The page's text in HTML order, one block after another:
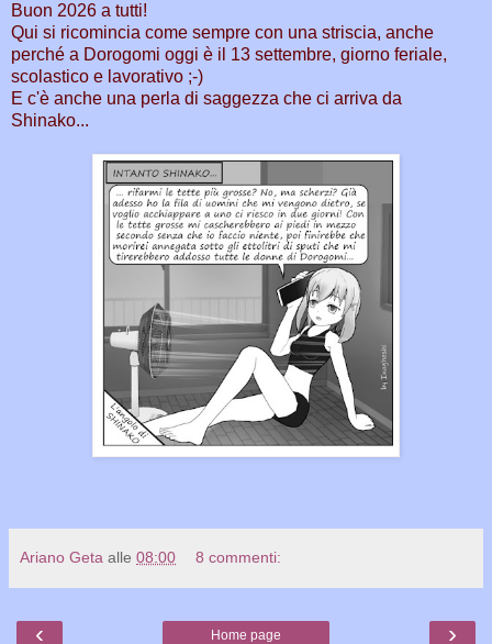
Buon 2026 a tutti!
Qui si ricomincia come sempre con una striscia, anche
perché a Dorogomi oggi è il 13 settembre, giorno feriale,
scolastico e lavorativo ;-)
E c'è anche una perla di saggezza che ci arriva da
Shinako...
Ariano Geta alle 08:00 8 commenti:
‹ ›
Home page